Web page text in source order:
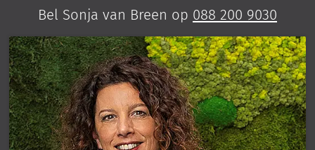
Bel Sonja van Breen op 088 200 9030